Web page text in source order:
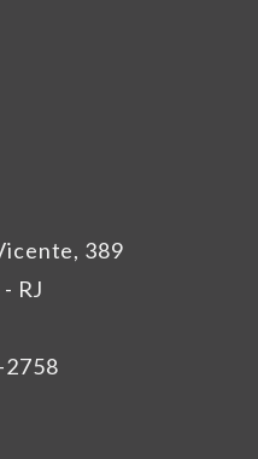
389
RJ
2758